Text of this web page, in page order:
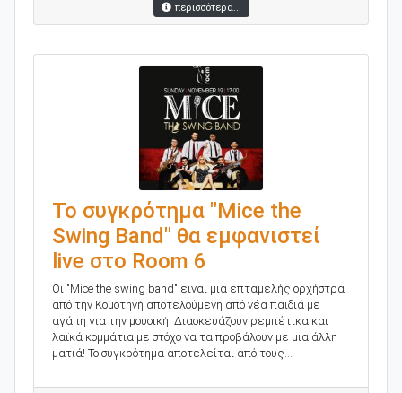
περισσότερα...
Το συγκρότημα "Mice the
Swing Band" θα εμφανιστεί
live στο Room 6
Oι "Mice the swing band" ειναι μια επταμελής ορχήστρα
από την Κομοτηνή αποτελούμενη από νέα παιδιά με
αγάπη για την μουσική. Διασκευάζουν ρεμπέτικα και
λαϊκά κομμάτια με στόχο να τα προβάλουν με μια άλλη
ματιά! Το συγκρότημα αποτελείται από τους...